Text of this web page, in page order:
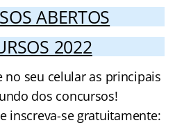
ABERTOS
2022
no seu celular as principais
dos concursos!
inscreva-se gratuitamente: